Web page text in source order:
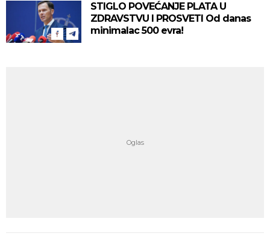
STIGLO POVEĆANJE PLATA U
ZDRAVSTVU I PROSVETI Od danas
minimalac 500 evra!